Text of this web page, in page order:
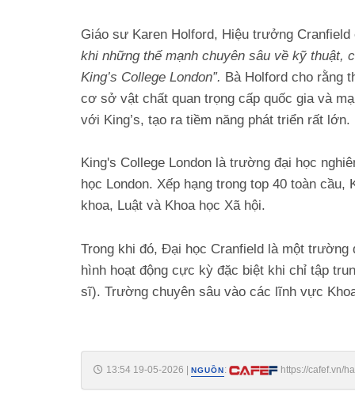
Giáo sư Karen Holford, Hiệu trưởng
khi những thế mạnh chuyên sâu về kỹ thuật,
King’s College London”. Bà Holford cho rằng
cơ sở vật chất quan trọng cấp quốc gia và
với King’s, tạo ra tiềm năng phát triển rất lớn.
King's College London là trường đại học
học London. Xếp hạng trong top 40 toàn
khoa, Luật và Khoa học Xã hội.
Trong khi đó, Đại học Cranfield là một
hình hoạt động cực kỳ đặc biệt khi chỉ tập
sĩ). Trường chuyên sâu vào các lĩnh vực
13:54 19-05-2026 | NGUỒN:
https://cafef.vn/